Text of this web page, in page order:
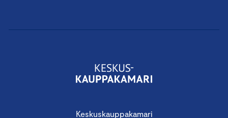
Keskuskauppakamari